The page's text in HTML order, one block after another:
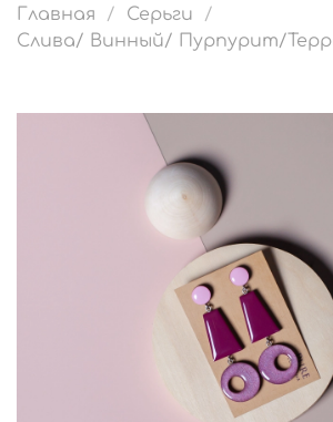
Главная
Серьги
Слива/ Винный/ Пурпурит/